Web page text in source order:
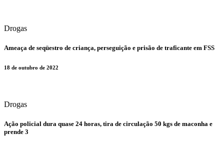
Drogas
​Ameaça de seqüestro de criança, perseguição e prisão de traficante em FSS
18 de outubro de 2022
Drogas
​Ação policial dura quase 24 horas, tira de circulação 50 kgs de maconha e
prende 3